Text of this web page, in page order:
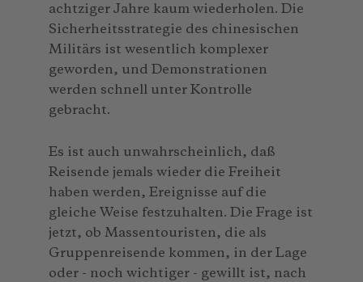
achtziger Jahre kaum wiederholen. Die
Sicherheitsstrategie des chinesischen
Militärs ist wesentlich komplexer
geworden, und Demonstrationen
werden schnell unter Kontrolle
gebracht.
Es ist auch unwahrscheinlich, daß
Reisende jemals wieder die Freiheit
haben werden, Ereignisse auf die
gleiche Weise festzuhalten. Die Frage ist
jetzt, ob Massentouristen, die als
Gruppenreisende kommen, in der Lage
oder - noch wichtiger - gewillt ist, nach